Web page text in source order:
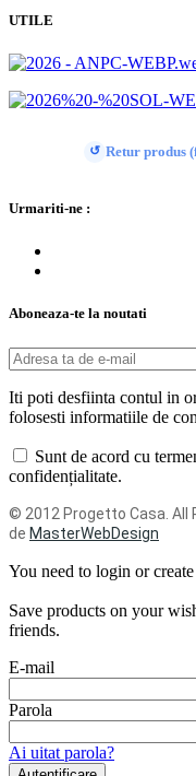
UTILE
↺ Retur produs
Urmariti-ne :
Aboneaza-te la noutati
Iti poti desfiinta contul in
folosesti informatiile de
Sunt de acord cu
confidențialitate.
© 2012 Progetto Casa. All
de MasterWebDesign
You need to login or
Save products on your
friends.
E-mail
Parola
Ai uitat parola?